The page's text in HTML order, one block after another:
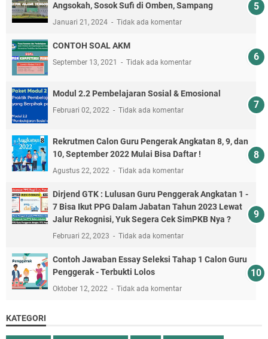
Angsokah, Sosok Sufi di Omben, Sampang
Januari 21, 2024 Tidak ada komentar
CONTOH SOAL AKM
September 13, 2021 Tidak ada komentar
Modul 2.2 Pembelajaran Sosial & Emosional
Februari 02, 2022 Tidak ada komentar
Rekrutmen Calon Guru Pengerak Angkatan 8, 9, dan
10, September 2022 Mulai Bisa Daftar !
Agustus 22, 2022 Tidak ada komentar
Dirjend GTK : Lulusan Guru Penggerak Angkatan 1 -
7 Bisa Ikut PPG Dalam Jabatan Tahun 2023 Lewat
Jalur Rekognisi, Yuk Segera Cek SimPKB Nya ?
Februari 22, 2023 Tidak ada komentar
Contoh Jawaban Essay Seleksi Tahap 1 Calon Guru
Penggerak - Terbukti Lolos
Oktober 12, 2022 Tidak ada komentar
KATEGORI